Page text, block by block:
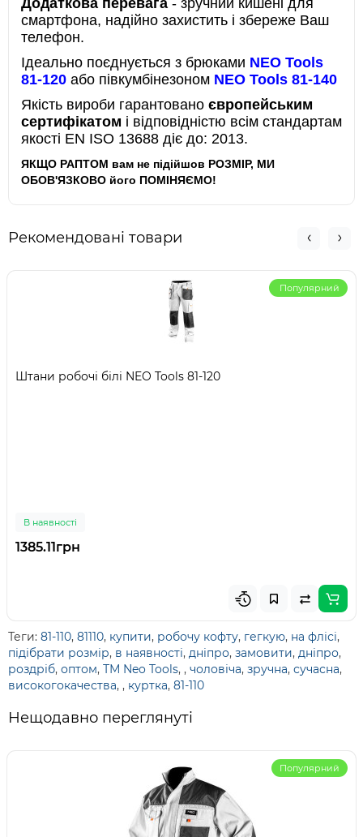
Додаткова перевага - зручний кишені для
смартфона, надійно захистить і збереже Ваш
телефон.
Ідеально поєднується з брюками NEO Tools
81-120 або півкумбінезоном NEO Tools 81-140
Якість вироби гарантовано європейським
сертифікатом і відповідністю всім стандартам
якості EN ISO 13688 діє до: 2013.
ЯКЩО РАПТОМ вам не підійшов РОЗМІР, МИ
ОБОВ'ЯЗКОВО його ПОМІНЯЄМО!
Рекомендовані товари
Популярний
Штани робочі білі NEO Tools 81-120
В наявності
1385.11грн
Теги: 81-110, 81110, купити, робочу кофту, гегкую, на флісі,
підібрати розмір, в наявності, дніпро, замовити, дніпро,
роздріб, оптом, ТМ Neo Tools, , чоловіча, зручна, сучасна,
високогокачества, , куртка, 81-110
Нещодавно переглянуті
Популярний